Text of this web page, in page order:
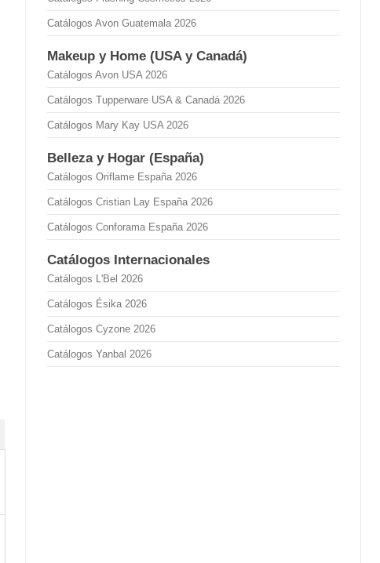
Catálogos Avon Guatemala 2026
Makeup y Home (USA y Canadá)
Catálogos Avon USA 2026
Catálogos Tupperware USA & Canadá 2026
Catálogos Mary Kay USA 2026
Belleza y Hogar (España)
Catálogos Oriflame España 2026
Catálogos Cristian Lay España 2026
Catálogos Conforama España 2026
Catálogos Internacionales
Catálogos L'Bel 2026
Catálogos Ésika 2026
Catálogos Cyzone 2026
Catálogos Yanbal 2026